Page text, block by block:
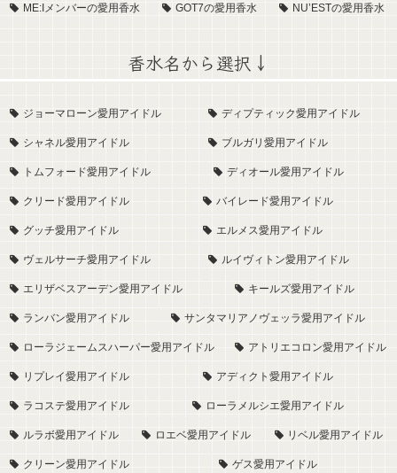
ME:Iメンバーの愛用香水 GOT7の愛用香水 NU’ESTの愛用香水
香水名から選択↓
ジョーマローン愛用アイドル ディプティック愛用アイドル
シャネル愛用アイドル ブルガリ愛用アイドル
トムフォード愛用アイドル ディオール愛用アイドル
クリード愛用アイドル バイレード愛用アイドル
グッチ愛用アイドル エルメス愛用アイドル
ヴェルサーチ愛用アイドル ルイヴィトン愛用アイドル
エリザベスアーデン愛用アイドル キールズ愛用アイドル
ランバン愛用アイドル サンタマリアノヴェッラ愛用アイドル
ローラジェームスハーパー愛用アイドル アトリエコロン愛用アイドル
リプレイ愛用アイドル アディクト愛用アイドル
ラコステ愛用アイドル ローラメルシエ愛用アイドル
ルラボ愛用アイドル ロエベ愛用アイドル リベル愛用アイドル
クリーン愛用アイドル ゲス愛用アイドル